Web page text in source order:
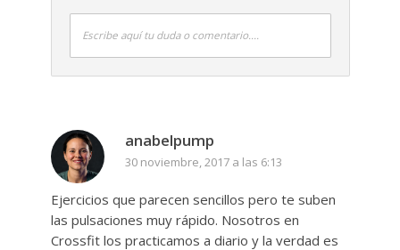
Escribe aquí tu duda o comentario....
anabelpump
30 noviembre, 2017 a las 6:13
Ejercicios que parecen sencillos pero te suben
las pulsaciones muy rápido. Nosotros en
Crossfit los practicamos a diario y la verdad es